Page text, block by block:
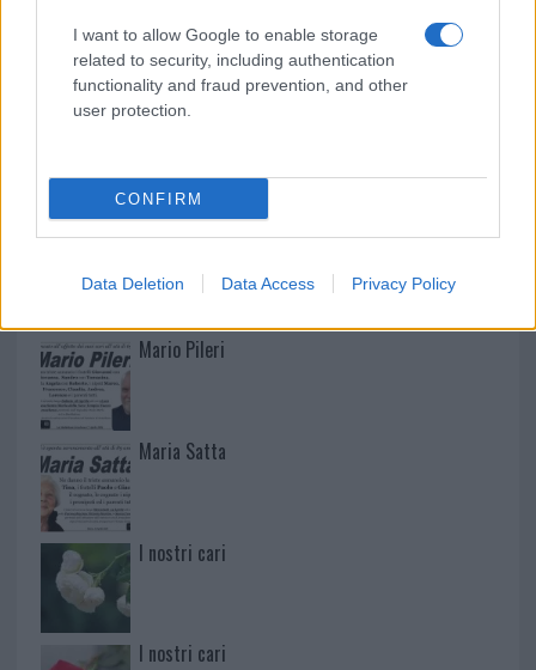
I want to allow Google to enable storage
related to security, including authentication
functionality and fraud prevention, and other
user protection.
CONFIRM
Data Deletion Data Access Privacy Policy
NECROLOGIE
I nostri cari
Mario Pileri
Maria Satta
I nostri cari
I nostri cari